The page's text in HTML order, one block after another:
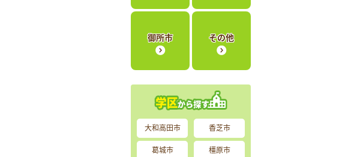
御所市 その他
大和高田市 香芝市
葛城市 橿原市